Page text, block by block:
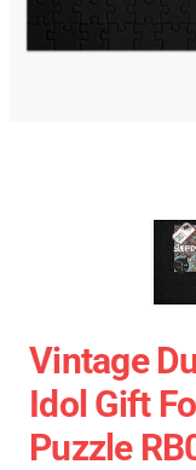
Vintage
Idol Gift
Puzzle